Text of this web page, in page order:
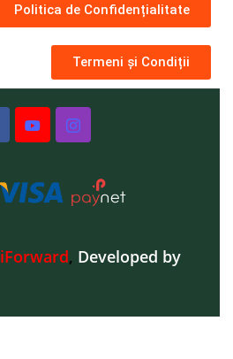
Politica de Confidențialitate
Termeni și Condiții
iForward, Developed by